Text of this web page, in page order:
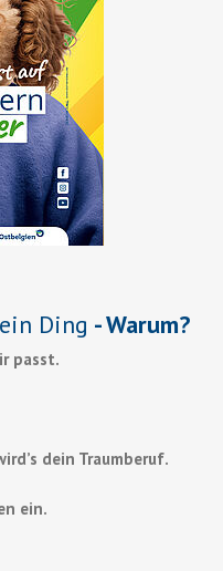
Ding - Warum?
passt.
dein Traumberuf.
ein.